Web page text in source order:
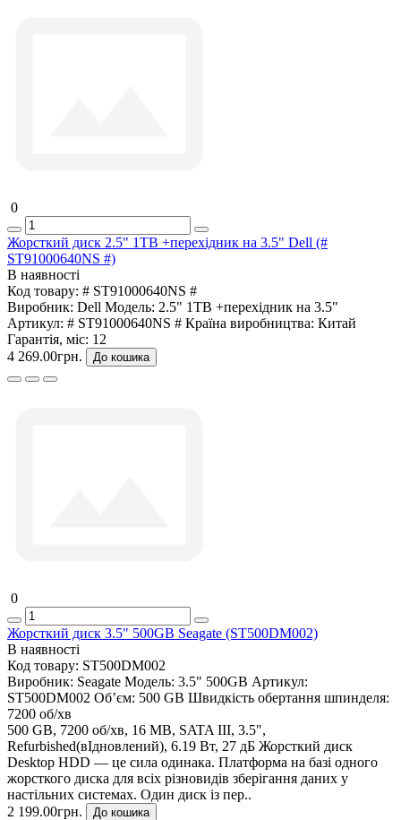
0
Жорсткий диск 2.5" 1TB +перехідник на 3.5" Dell (#
ST91000640NS #)
В наявності
Код товару: # ST91000640NS #
Виробник: Dell Модель: 2.5" 1TB +перехідник на 3.5"
Артикул: # ST91000640NS # Країна виробництва: Китай
Гарантія, міс: 12
4 269.00грн.
До кошика
0
Жорсткий диск 3.5" 500GB Seagate (ST500DM002)
В наявності
Код товару: ST500DM002
Виробник: Seagate Модель: 3.5" 500GB Артикул:
ST500DM002 Об’єм: 500 GB Швидкість обертання шпинделя:
7200 об/хв
500 GB, 7200 об/хв, 16 MB, SATA III, 3.5",
Refurbished(вІдновлений), 6.19 Вт, 27 дБ Жорсткий диск
Desktop HDD — це сила одинака. Платформа на базі одного
жорсткого диска для всіх різновидів зберігання даних у
настільних системах. Один диск із пер..
2 199.00грн.
До кошика